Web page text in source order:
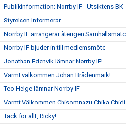
Publikinformation: Norrby IF - Utsiktens BK
Styrelsen Informerar
Norrby IF arrangerar återigen
Norrby IF bjuder in till medlemsmöte
Jonathan Edenvik lämnar Norrby IF!
Varmt välkommen Johan Brådenmark!
Teo Helge lämnar Norrby IF
Varmt Välkommen Chisomnazu Chika Chidi
Tack för allt, Ricky!